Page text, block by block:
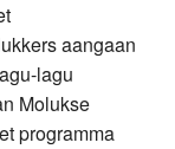
aangaan
lagu
Molukse
programma